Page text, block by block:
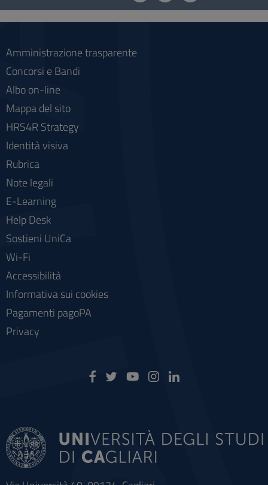
social
Amministrazione trasparente
Concorsi e Bandi
Albo on-line
Mappa del sito
HRS4R Strategy
Identità visiva
Rubrica
Note legali
E-Learning
Help Desk
Sostieni UniCa
Wi-Fi
Accessibilità
Informativa sui cookies
Pagamenti pagoPA
Privacy